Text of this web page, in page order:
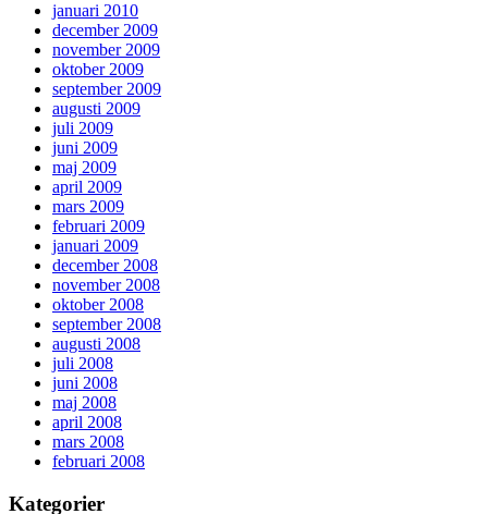
januari 2010
december 2009
november 2009
oktober 2009
september 2009
augusti 2009
juli 2009
juni 2009
maj 2009
april 2009
mars 2009
februari 2009
januari 2009
december 2008
november 2008
oktober 2008
september 2008
augusti 2008
juli 2008
juni 2008
maj 2008
april 2008
mars 2008
februari 2008
Kategorier